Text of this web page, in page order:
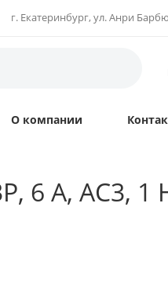
г. Екатеринбург, ул. Анри
О компании
6 А, AC3, 1